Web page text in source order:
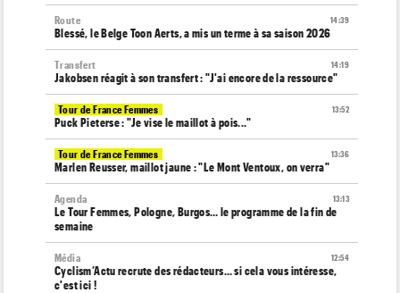
14:39
Route
Blessé, le Belge Toon Aerts, a mis un terme à sa saison 2026
14:19
Transfert
Jakobsen réagit à son transfert : "J'ai encore de la ressource"
13:52
Tour de France Femmes
Puck Pieterse : "Je vise le maillot à pois..."
13:36
Tour de France Femmes
Marlen Reusser, maillot jaune : "Le Mont Ventoux, on verra"
13:13
Agenda
Le Tour Femmes, Pologne, Burgos… le programme de la fin de
semaine
12:54
Média
Cyclism’Actu recrute des rédacteurs… si cela vous intéresse,
c'est ici !